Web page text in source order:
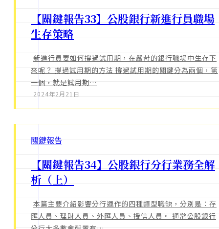
【關鍵報告33】公股銀行新進行員職場
生存策略
新進行員要如何撐過試用期，在嚴苛的銀行職場中生存下
來呢？ 撐過試用期的方法 撐過試用期的關鍵分為兩個，第
一個，就是試用期…
2024年2月21日
關鍵報告
【關鍵報告34】公股銀行分行業務全解
析（上）
本篇主要介紹影響分行運作的四種類型職缺，分別是：存
匯人員、理財人員、外匯人員、授信人員。 通常公股銀行